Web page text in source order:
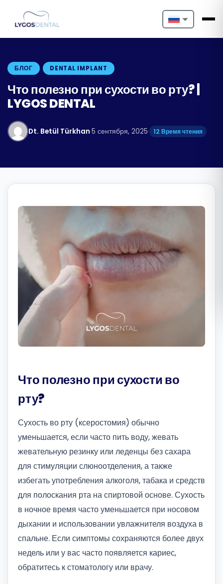
Nederlands
Français
Português
Română
Русский
БЛОГ DENTAL IMPLANT
Что полезно при сухости во рту? |
LYGOS DENTAL
Dt. Betül Türkhan·5 сентября, 2025· 12 Время чтения
Что полезно при сухости во
рту?
Сухость во рту (ксеростомия) обычно
уменьшается, если часто пить воду, жевать
жевательную резинку или леденцы без сахара
для стимуляции слюноотделения, а также
избегать употребления алкоголя, табака и средств
для полоскания рта на спиртовой основе. Сухость
в ночное время часто уменьшается при носовом
дыхании и использовании увлажнителя воздуха в
спальне. Если симптомы сохраняются более двух
недель или у вас часто появляется кариес,
обратитесь к стоматологу или врачу.